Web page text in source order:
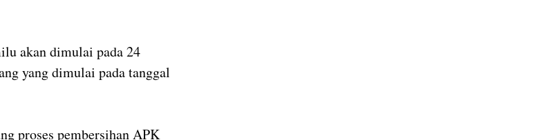
akan dimulai pada 24
yang dimulai pada tanggal
proses pembersihan APK